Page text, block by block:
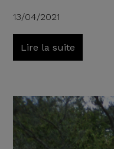
13/04/2021
Lire la suite